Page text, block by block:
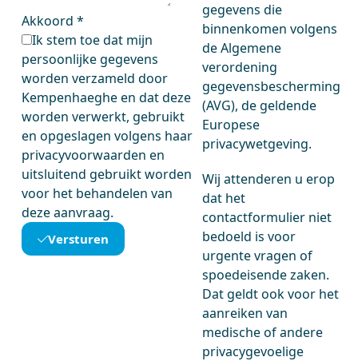
Akkoord*
Ik stem toe dat mijn
persoonlijke gegevens
worden verzameld door
Kempenhaeghe en dat deze
worden verwerkt, gebruikt
en opgeslagen volgens haar
privacyvoorwaarden en
uitsluitend gebruikt worden
voor het behandelen van
deze aanvraag.
Versturen
gegevens die
binnenkomen volgens
de Algemene
verordening
gegevensbescherming
(AVG), de geldende
Europese
privacywetgeving.
Wij attenderen u erop
dat het
contactformulier niet
bedoeld is voor
urgente vragen of
spoedeisende zaken.
Dat geldt ook voor het
aanreiken van
medische of andere
privacygevoelige